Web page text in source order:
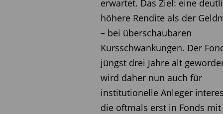
Wie sollen Anleger derzeit
„Aufgrund der Unsicherheit,
raten wir Anlegern
„Sollte die Wirtschaft
besser fahren. Kommt es
Verluste dämpfen.“(pg)
erwartet. Das Ziel: eine
höhere Rendite als der
– bei überschaubaren
Kursschwankungen. Der
jüngst drei Jahre alt
wird daher nun auch für
institutionelle Anleger
die oftmals erst in Fonds mit